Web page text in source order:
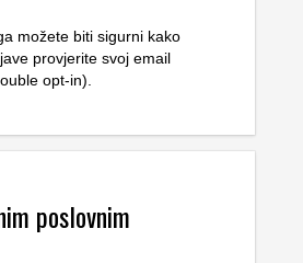
možete biti sigurni kako
provjerite svoj email
opt-in).
poslovnim